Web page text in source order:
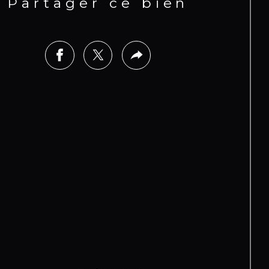
bananiers, manguiers,
citronniers et avocatiers.